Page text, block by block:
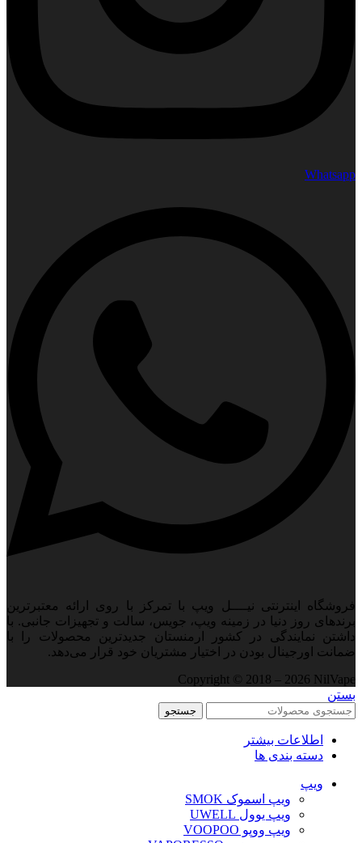
Whatsapp
فروشگاه اینترنتی نیــــل ویپ با تمرکز با روی ارائه معتبرترین
برندهای روز دنیا در زمینه ویپ، جویس، سالت و تجهیزات جانبی. با
داشتن نمایندگی در کشور ارمنستان جدید‌ترین محصولات را با
ضمانت اورجینال بودن در اختیار مشتریان خود قرار می‌دهد.
Copyright © 2018 – 2026 NilVape
بستن
جستجو
اطلاعات بیشتر
دسته بندی ها
ویپ‌
ویپ اسموک SMOK
ویپ یوول UWELL
ویپ ووپو VOOPOO